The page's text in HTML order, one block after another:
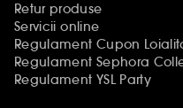
Retur produse
Servicii online
Regulament Cupon
Regulament Sephora
Regulament YSL Party